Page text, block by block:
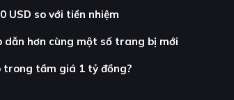
USD so với tiền nhiệm
dẫn hơn cùng một số trang bị mới
trong tầm giá 1 tỷ đồng?